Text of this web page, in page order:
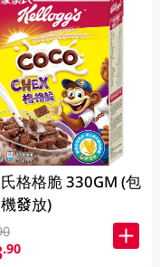
格格脆 330GM (包
發放)
.90